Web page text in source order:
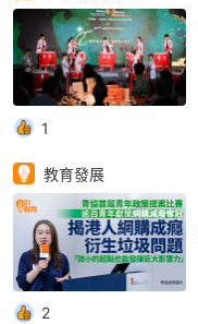
1
教育發展
2